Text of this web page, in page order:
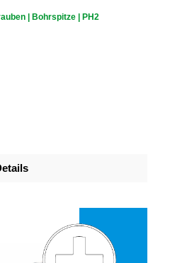
| Bohrspitze | PH2